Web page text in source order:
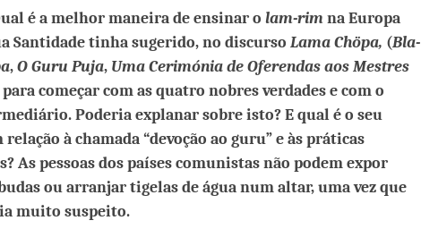
é a melhor maneira de ensinar o lam-rimna Europa
Santidade tinha sugerido, no discurso Lama Chöpa, (Bla-
,O Guru Puja, Uma Cerimónia de Oferendas aos Mestres
começar com as quatro nobres verdades e com o
Poderia explanar sobre isto? E qual é o seu
à chamada “devoção ao guru” e às práticas
As pessoas dos países comunistas não podem expor
ou arranjar tigelas de água num altar, uma vez que
muito suspeito.